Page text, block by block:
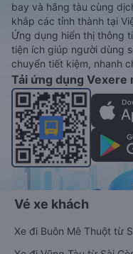
bay và hãng tàu cùng
khắp các tỉnh thành tại
Ứng dụng hiển thị thông
tiện ích giúp người dùng
chuyển tiết kiệm, nhanh
Tải ứng dụng Vexere
Vé xe khách
Xe đi Buôn Mê Thuột từ